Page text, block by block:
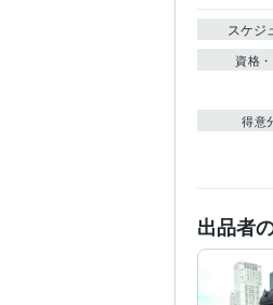
スケジ
資格
得意
出品者